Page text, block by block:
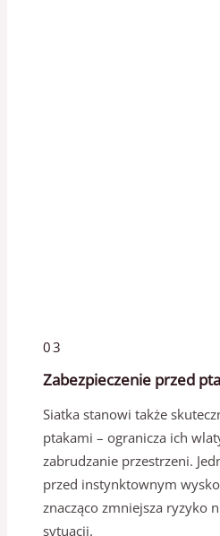
03
Zabezpieczenie przed
Siatka stanowi także
ptakami – ogranicza ich
zabrudzanie przestrzeni.
przed instynktownym
znacząco zmniejsza ryzyko
sytuacji.